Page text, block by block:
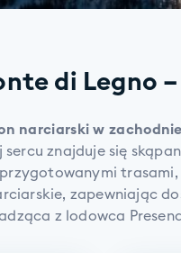
di Legno
narciarski w
sercu znajduje się
zapewniając
z lodowca